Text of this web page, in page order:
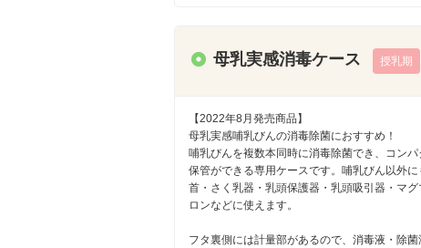
母乳実感消毒ケース 授乳期
【2022年8月発売商品】
母乳実感哺乳びんの消毒除菌におすすめ！
哺乳びんを複数本同時に消毒除菌でき、コンパ
保管ができる専用ケースです。哺乳びん以外に
首・さく乳器・乳頭保護器・乳頭吸引器・マグ
ロンなどに使えます。
フタ裏側には計量部があるので、消毒液・除菌